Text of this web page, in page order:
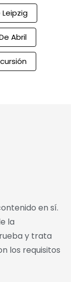
Leipzig
Abril
en sí.
la
y trata
los requisitos